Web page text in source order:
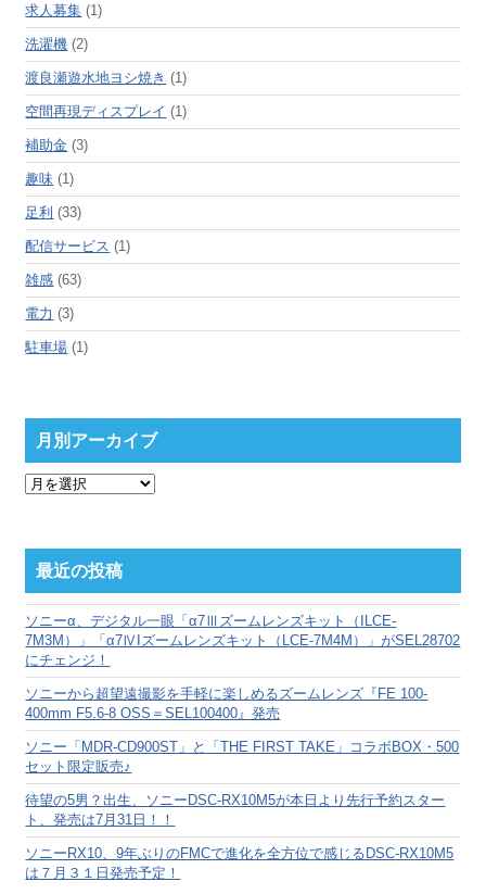
求人募集 (1)
洗濯機 (2)
渡良瀬遊水地ヨシ焼き (1)
空間再現ディスプレイ (1)
補助金 (3)
趣味 (1)
足利 (33)
配信サービス (1)
雑感 (63)
電力 (3)
駐車場 (1)
月別アーカイブ
月
ー
カ
ブ
最近の投稿
ソニーα、デジタル一眼「α7Ⅲズームレンズキット（ILCE-
7M3M）」「α7ⅣIズームレンズキット（LCE-7M4M）」がSEL28702
にチェンジ！
ソニーから超望遠撮影を手軽に楽しめるズームレンズ『FE 100-
400mm F5.6-8 OSS＝SEL100400』発売
ソニー「MDR-CD900ST」と「THE FIRST TAKE」コラボBOX・500
セット限定販売♪
待望の5男？出生、ソニーDSC-RX10M5が本日より先行予約スター
ト、発売は7月31日！！
ソニーRX10、9年ぶりのFMCで進化を全方位で感じるDSC-RX10M5
は７月３１日発売予定！